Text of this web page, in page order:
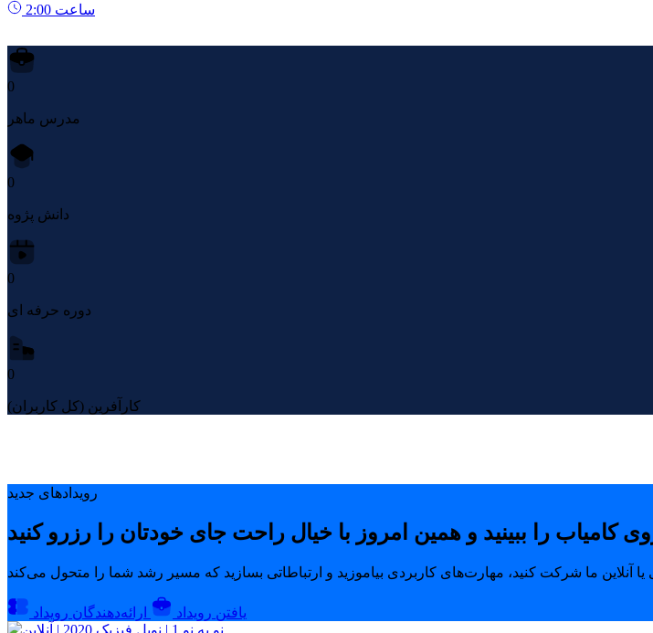
2:00 ساعت
0
مدرس ماهر
0
دانش پژوه
0
دوره حرفه ای
0
کارآفرین (کل کاربران)
رویدادهای جدید
یافتن رویداد ارائه‌دهندگان رویداد